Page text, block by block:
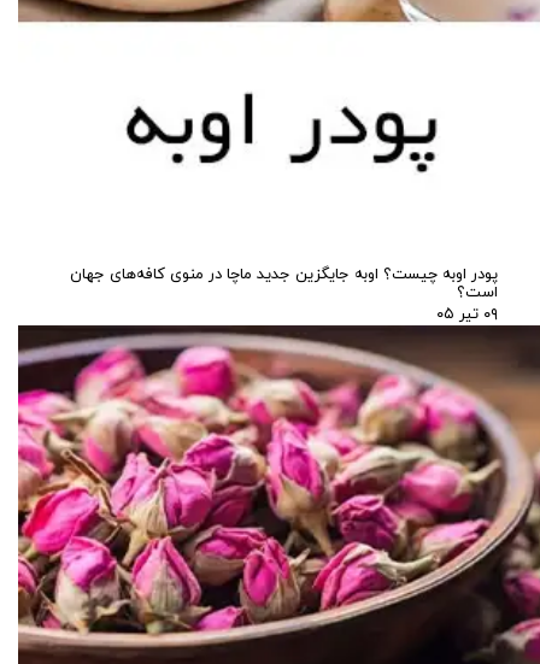
پودر اوبه چیست؟ اوبه جایگزین جدید ماچا در منوی کافه‌های جهان
است؟
۰۹ تیر ۰۵